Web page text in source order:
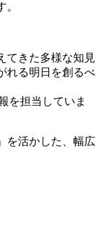
てきた多様な知見
れる明日を創るべ
を担当していま
を活かした、幅広